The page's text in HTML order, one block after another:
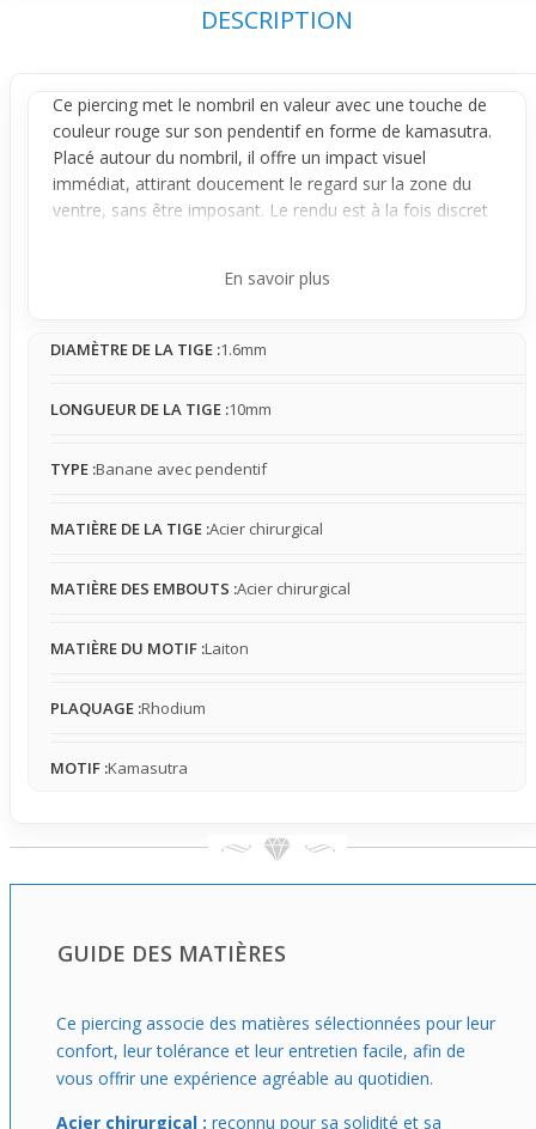
DESCRIPTION
Ce piercing met le nombril en valeur avec une touche de
couleur rouge sur son pendentifen forme de kamasutra.
Placé autour du nombril, il offre un impact visuel
immédiat, attirant doucement le regard sur la zone du
ventre, sans être imposant. Le rendu est à la fois discret
facilement sous des vêtements, même ajustés, bien
La présence est légère à modérée, se faisant oublier au
Adapté à un usage discret, ce piercing trouve
vêtements courts. Il complète naturellement un look
décontracté en apportant une note visuelle juste ce qu’il
Idéal pour qui cherche un bijou simple, visible mais discret
En savoir plus
DIAMÈTRE DE LA TIGE :1.6mm
LONGUEUR DE LA TIGE :10mm
TYPE :Banane avec pendentif
MATIÈRE DE LA TIGE :Acier chirurgical
MATIÈRE DES EMBOUTS :Acier chirurgical
MATIÈRE DU MOTIF :Laiton
PLAQUAGE :Rhodium
MOTIF :Kamasutra
GUIDE DES MATIÈRES
Ce piercing associe des matières sélectionnées pour leur
confort, leur tolérance et leur entretien facile, afin de
vous offrir une expérience agréable au quotidien.
Acier chirurgical : reconnu pour sa solidité et sa